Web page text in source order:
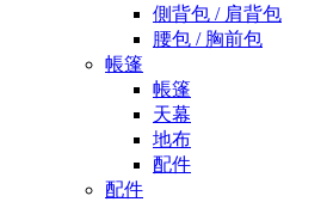
側背包 / 肩背包
腰包 / 胸前包
帳篷
帳篷
天幕
地布
配件
配件